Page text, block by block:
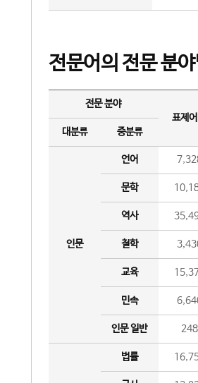
전문어의 전문 분
전문 분야
표제
대분류
중분류
인문
언어
문학
역사
철학
교육
민속
인문 일반 248
법률